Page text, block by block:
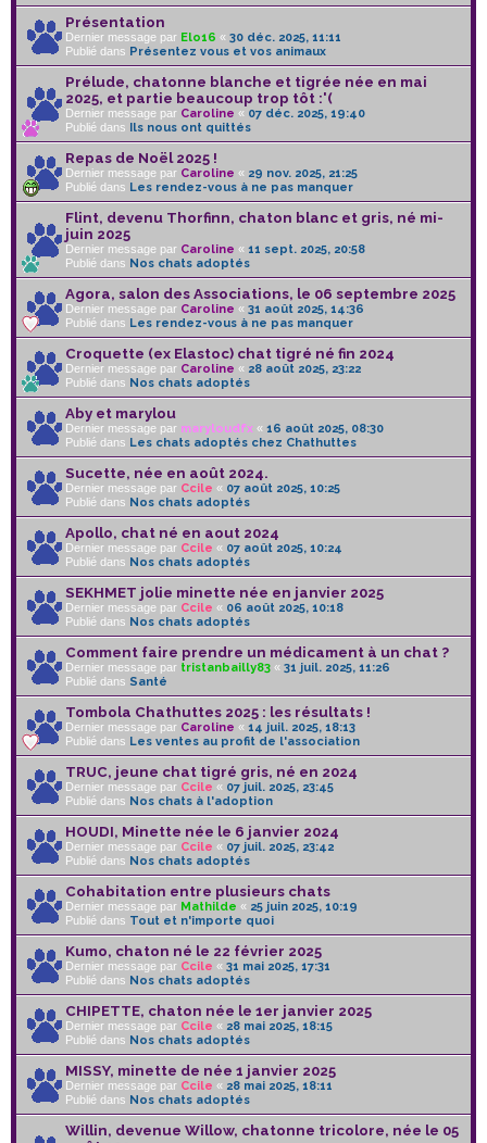
Présentation
Dernier message par Elo16 « 30 déc. 2025, 11:11
Publié dans Présentez vous et vos animaux
Prélude, chatonne blanche et tigrée née en mai
2025, et partie beaucoup trop tôt :'(
Dernier message par Caroline « 07 déc. 2025, 19:40
Publié dans Ils nous ont quittés
Repas de Noël 2025 !
Dernier message par Caroline « 29 nov. 2025, 21:25
Publié dans Les rendez-vous à ne pas manquer
Flint, devenu Thorfinn, chaton blanc et gris, né mi-
juin 2025
Dernier message par Caroline « 11 sept. 2025, 20:58
Publié dans Nos chats adoptés
Agora, salon des Associations, le 06 septembre 2025
Dernier message par Caroline « 31 août 2025, 14:36
Publié dans Les rendez-vous à ne pas manquer
Croquette (ex Elastoc) chat tigré né fin 2024
Dernier message par Caroline « 28 août 2025, 23:22
Publié dans Nos chats adoptés
Aby et marylou
Dernier message par maryloudfx « 16 août 2025, 08:30
Publié dans Les chats adoptés chez Chathuttes
Sucette, née en août 2024.
Dernier message par Ccile « 07 août 2025, 10:25
Publié dans Nos chats adoptés
Apollo, chat né en aout 2024
Dernier message par Ccile « 07 août 2025, 10:24
Publié dans Nos chats adoptés
SEKHMET jolie minette née en janvier 2025
Dernier message par Ccile « 06 août 2025, 10:18
Publié dans Nos chats adoptés
Comment faire prendre un médicament à un chat ?
Dernier message par tristanbailly83 « 31 juil. 2025, 11:26
Publié dans Santé
Tombola Chathuttes 2025 : les résultats !
Dernier message par Caroline « 14 juil. 2025, 18:13
Publié dans Les ventes au profit de l'association
TRUC, jeune chat tigré gris, né en 2024
Dernier message par Ccile « 07 juil. 2025, 23:45
Publié dans Nos chats à l'adoption
HOUDI, Minette née le 6 janvier 2024
Dernier message par Ccile « 07 juil. 2025, 23:42
Publié dans Nos chats adoptés
Cohabitation entre plusieurs chats
Dernier message par Mathilde « 25 juin 2025, 10:19
Publié dans Tout et n'importe quoi
Kumo, chaton né le 22 février 2025
Dernier message par Ccile « 31 mai 2025, 17:31
Publié dans Nos chats adoptés
CHIPETTE, chaton née le 1er janvier 2025
Dernier message par Ccile « 28 mai 2025, 18:15
Publié dans Nos chats adoptés
MISSY, minette de née 1 janvier 2025
Dernier message par Ccile « 28 mai 2025, 18:11
Publié dans Nos chats adoptés
Willin, devenue Willow, chatonne tricolore, née le 05